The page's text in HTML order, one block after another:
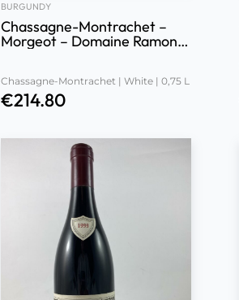
BURGUNDY
Chassagne-Montrachet –
Morgeot – Domaine Ramonet
Chassagne-Montrachet | White | 0,75 L
€214.80